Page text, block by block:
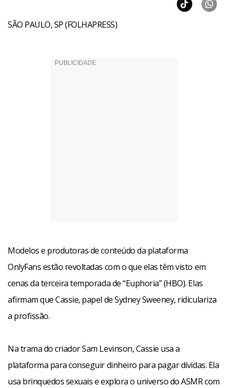
SÃO PAULO, SP (FOLHAPRESS)
Modelos e produtoras de conteúdo da plataforma
OnlyFans estão revoltadas com o que elas têm visto em
cenas da terceira temporada de “Euphoria” (HBO). Elas
afirmam que Cassie, papel de Sydney Sweeney, ridiculariza
a profissão.
Na trama do criador Sam Levinson, Cassie usa a
plataforma para conseguir dinheiro para pagar dívidas. Ela
usa brinquedos sexuais e explora o universo do ASMR com